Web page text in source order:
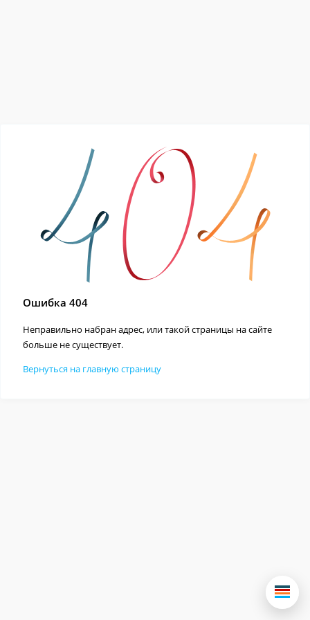
Ошибка 404
Неправильно набран адрес, или такой страницы на сайте
больше не существует.
Вернуться на главную страницу